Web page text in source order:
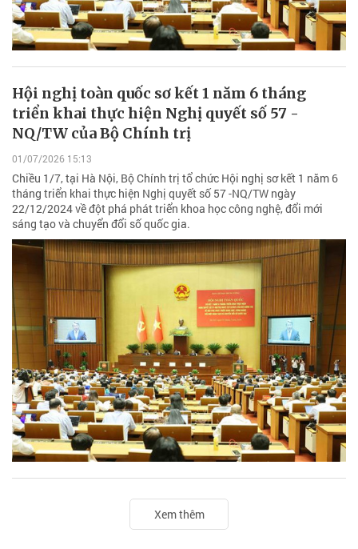
Hội nghị toàn quốc sơ kết 1 năm 6 tháng
triển khai thực hiện Nghị quyết số 57 -
NQ/TW của Bộ Chính trị
01/07/2026 15:13
Chiều 1/7, tại Hà Nội, Bộ Chính trị tổ chức Hội nghị sơ kết 1 năm 6
tháng triển khai thực hiện Nghị quyết số 57 -NQ/TW ngày
22/12/2024 về đột phá phát triển khoa học công nghệ, đổi mới
sáng tạo và chuyển đổi số quốc gia.
Xem thêm